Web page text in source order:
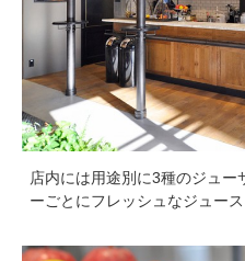
店内には用途別に3種のジュ
ーごとにフレッシュなジュース